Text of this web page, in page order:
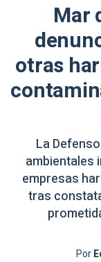
Mar
otras
La
ambientales
empresas
tras
Por